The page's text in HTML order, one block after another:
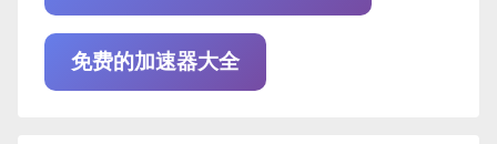
免费的加速器大全